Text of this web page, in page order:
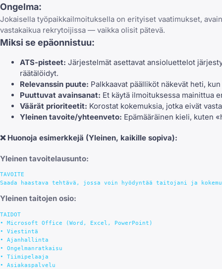
Ongelma:
Jokaisella työpaikkailmoituksella on erityiset vaatimukset,
vastakaikua rekrytoijissa — vaikka olisit pätevä.
Miksi se epäonnistuu:
ATS-pisteet: Järjestelmät asettavat ansioluettelot
räätälöidyt.
Relevanssin puute: Palkkaavat päälliköt näkevät heti,
Puuttuvat avainsanat: Et käytä ilmoituksessa mainittua
Väärät prioriteetit: Korostat kokemuksia, jotka eivät
Yleinen tavoite/yhteenveto: Epämääräinen kieli, kuten
❌ Huonoja esimerkkejä (Yleinen, kaikille sopiva):
Yleinen tavoitelausunto:
TAVOITE
Yleinen taitojen osio:
TAIDOT
• Microsoft Office (Word, Excel, PowerPoint)
• Viestintä
• Ajanhallinta
• Ongelmanratkaisu
• Tiimipelaaja
• Asiakaspalvelu